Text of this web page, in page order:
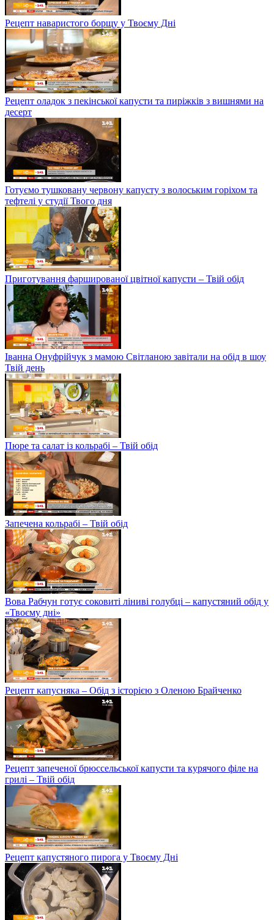
Рецепт наваристого борщу у Твоєму Дні
Рецепт оладок з пекінської капусти та пиріжків з вишнями на
десерт
Готуємо тушковану червону капусту з волоським горіхом та
тефтелі у студії Твого дня
Приготування фаршированої цвітної капусти – Твій обід
Іванна Онуфрійчук з мамою Світланою завітали на обід в шоу
Твій день
Пюре та салат із кольрабі – Твій обід
Запечена кольрабі – Твій обід
Вова Рабчун готує соковиті ліниві голубці – капустяний обід у
«Твоєму дні»
Рецепт капусняка – Обід з історією з Оленою Брайченко
Рецепт запеченої брюссельської капусти та курячого філе на
грилі – Твій обід
Рецепт капустяного пирога у Твоєму Дні